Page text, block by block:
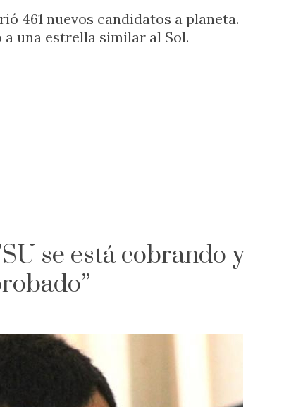
461 nuevos candidatos a planeta.
una estrella similar al Sol.
se está cobrando y